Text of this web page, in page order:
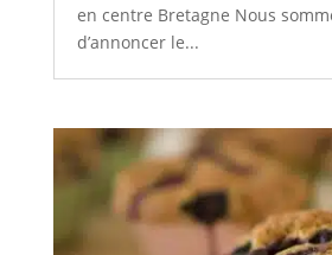
en centre Bretagne Nous
d’annoncer le...